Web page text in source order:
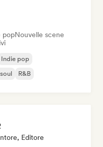
popNouvelle scene
Indie pop
R&B
Editore